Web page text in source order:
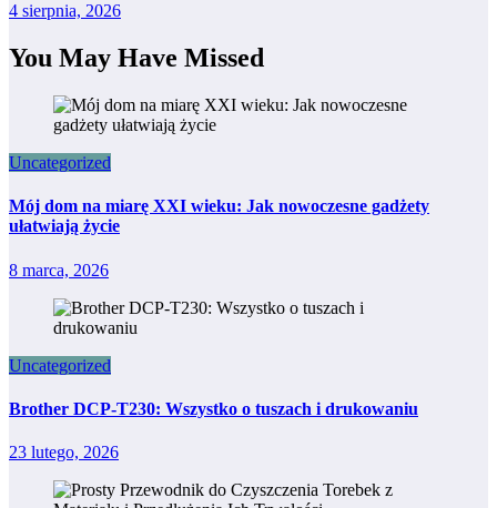
4 sierpnia, 2026
You May Have Missed
Uncategorized
Mój dom na miarę XXI wieku: Jak nowoczesne gadżety
ułatwiają życie
8 marca, 2026
Uncategorized
Brother DCP-T230: Wszystko o tuszach i drukowaniu
23 lutego, 2026